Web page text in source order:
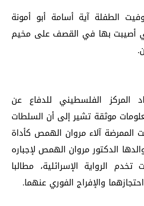
الطفلة آية أسامة أبو أمونة
أصيبت بها في القصف على مخيم
المركز الفلسطيني للدفاع عن
موثقة تشير إلى أن السلطات
الممرضة آلاء مروان الهمص كأداة
الدكتور مروان الهمص لإجباره
الرواية الإسرائلية، مطالبا
والإفراج الفوري عنهما.